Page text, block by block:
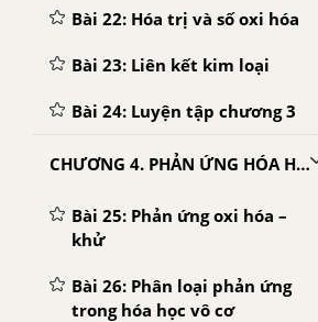
Bài 22: Hóa trị và số oxi hóa
Bài 23: Liên kết kim loại
Bài 24: Luyện tập chương 3
CHƯƠNG 4. PHẢN ỨNG HÓA HỌC
Bài 25: Phản ứng oxi hóa –
khử
Bài 26: Phân loại phản ứng
trong hóa học vô cơ